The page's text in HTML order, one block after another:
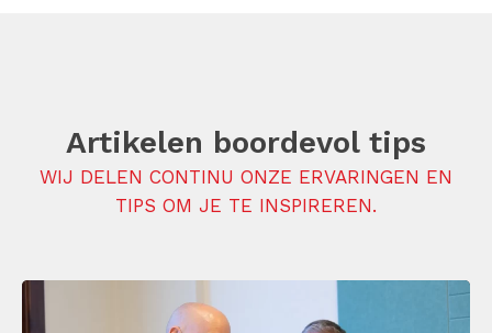
Artikelen boordevol tips
WIJ DELEN CONTINU ONZE ERVARINGEN EN
TIPS OM JE TE INSPIREREN.